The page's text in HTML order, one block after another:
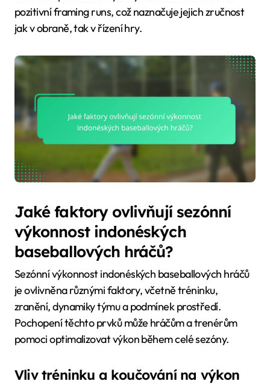
pozitivní framing runs, což naznačuje jejich zručnost
jak v obraně, tak v řízení hry.
Jaké faktory ovlivňují sezónní
výkonnost indonéských
baseballových hráčů?
Sezónní výkonnost indonéských baseballových hráčů
je ovlivněna různými faktory, včetně tréninku,
zranění, dynamiky týmu a podmínek prostředí.
Pochopení těchto prvků může hráčům a trenérům
pomoci optimalizovat výkon během celé sezóny.
Vliv tréninku a koučování na výkon